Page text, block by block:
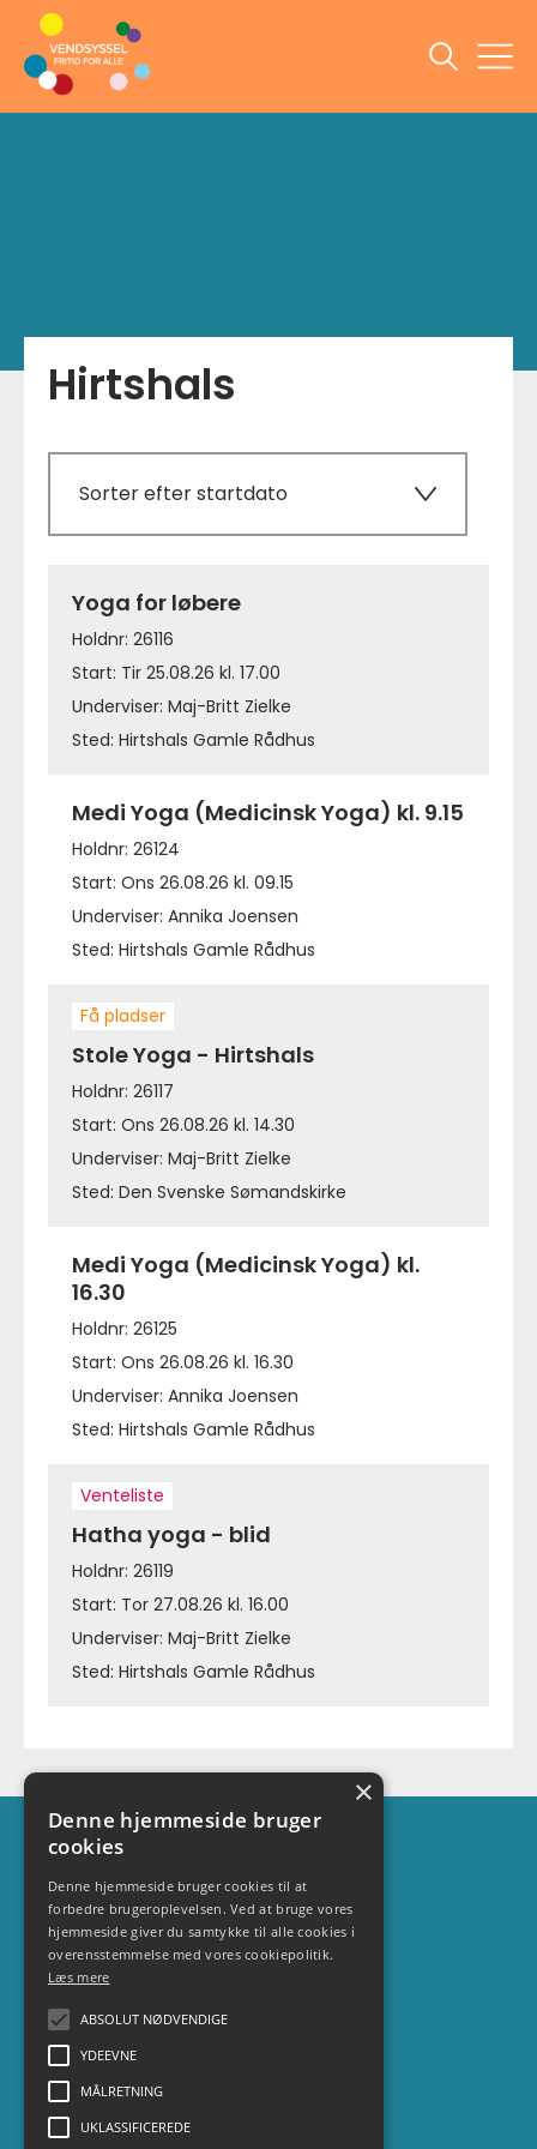
Hirtshals
Sorter efter startdato
Yoga for løbere
Holdnr: 26116
Start: Tir 25.08.26 kl. 17.00
Underviser: Maj-Britt Zielke
Sted: Hirtshals Gamle Rådhus
Medi Yoga (Medicinsk Yoga) kl. 9.15
Holdnr: 26124
Start: Ons 26.08.26 kl. 09.15
Underviser: Annika Joensen
Sted: Hirtshals Gamle Rådhus
Få pladser
Stole Yoga - Hirtshals
Holdnr: 26117
Start: Ons 26.08.26 kl. 14.30
Underviser: Maj-Britt Zielke
Sted: Den Svenske Sømandskirke
Medi Yoga (Medicinsk Yoga) kl.
16.30
Holdnr: 26125
Start: Ons 26.08.26 kl. 16.30
Underviser: Annika Joensen
Sted: Hirtshals Gamle Rådhus
Venteliste
Hatha yoga - blid
Holdnr: 26119
Start: Tor 27.08.26 kl. 16.00
Underviser: Maj-Britt Zielke
Sted: Hirtshals Gamle Rådhus
Kontakt
Maj-Britt Zielke
+ 45 3051 1540
info@vendsysselfritidforalle.dk
Oplysninger
cvr. 42453102
Nykredit Bank 9067-1520128111
×
Denne hjemmeside bruger
cookies
Denne hjemmeside bruger cookies til at
forbedre brugeroplevelsen. Ved at bruge vores
hjemmeside giver du samtykke til alle cookies i
overensstemmelse med vores cookiepolitik.
Læs mere
ABSOLUT NØDVENDIGE
YDEEVNE
MÅLRETNING
UKLASSIFICEREDE